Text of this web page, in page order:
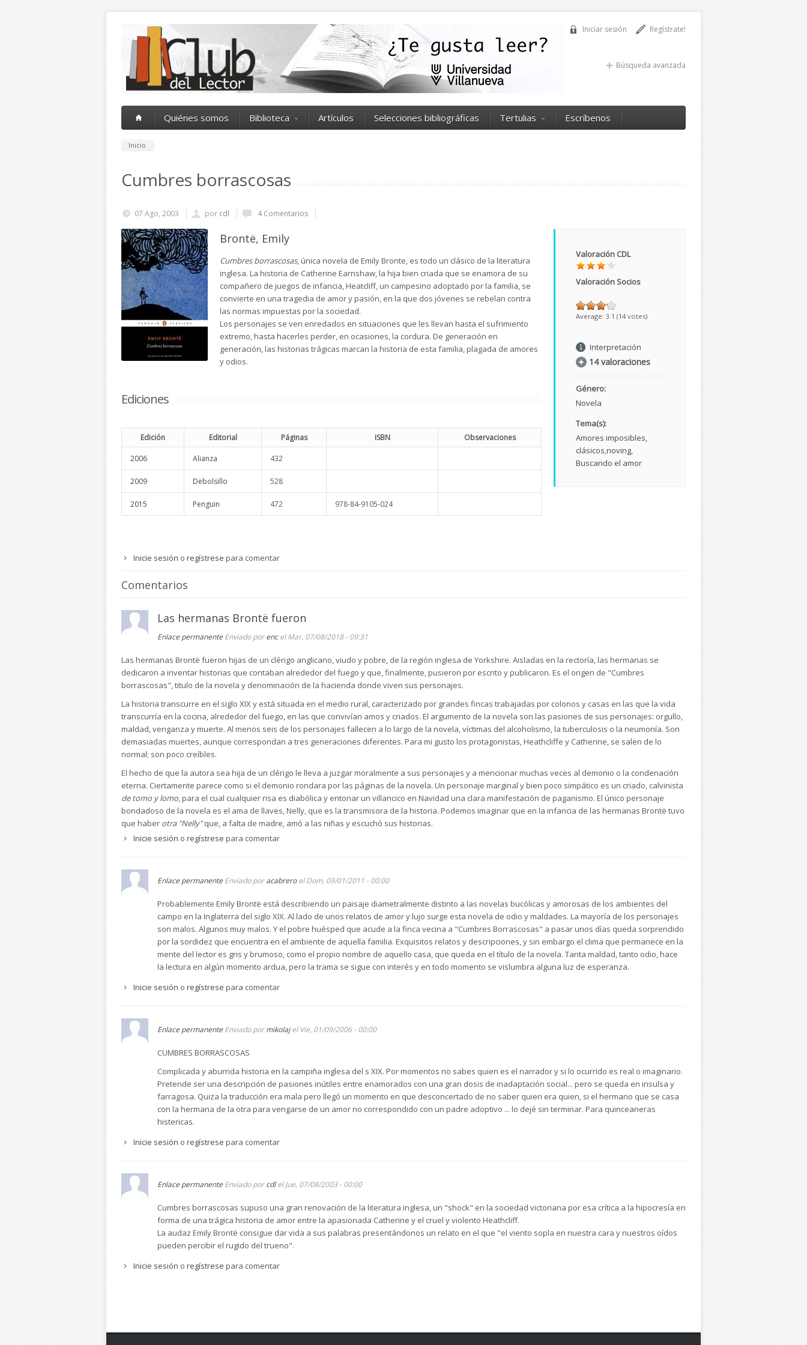
Regístrate!
Iniciar sesión
Búsqueda avanzada
Quiénes somos Biblioteca Artículos Selecciones bibliográficas Tertulias Escríbenos
Inicio
Cumbres borrascosas
07 Ago, 2003 por cdl 4 Comentarios
Brontë, Emily
Cumbres borrascosas, única novela de Emily Bronte, es todo un clásico de la literatura
inglesa. La historia de Catherine Earnshaw, la hija bien criada que se enamora de su
compañero de juegos de infancia, Heatcliff, un campesino adoptado por la familia, se
convierte en una tragedia de amor y pasión, en la que dos jóvenes se rebelan contra
las normas impuestas por la sociedad.
Los personajes se ven enredados en situaciones que les llevan hasta el sufrimiento
extremo, hasta hacerles perder, en ocasiones, la cordura. De generación en
generación, las historias trágicas marcan la historia de esta familia, plagada de amores
y odios.
Ediciones
Edición Editorial Páginas ISBN Observaciones
2006 Alianza 432
2009 Debolsillo 528
2015 Penguin 472 978-84-9105-024
Valoración CDL
Valoración Socios
Average: 3.1 (14 votes)
Interpretación
14 valoraciones
Género:
Novela
Tema(s):
Amores imposibles
clásicos noving
Buscando el amor
Inicie sesión o regístrese para comentar
Comentarios
Las hermanas Brontë fueron
Enlace permanente Enviado porencel Mar, 07/08/2018 - 09:31
Las hermanas Brontë fueron hijas de un clérigo anglicano, viudo y pobre, de la región inglesa de Yorkshire. Aisladas en la rectoría, las hermanas se
dedicaron a inventar historias que contaban alrededor del fuego y que, finalmente, pusieron por escrito y publicaron. Es el origen de "Cumbres
borrascosas", titulo de la novela y denominación de la hacienda donde viven sus personajes.
La historia transcurre en el siglo XIX y está situada en el medio rural, caracterizado por grandes fincas trabajadas por colonos y casas en las que la vida
transcurría en la cocina, alrededor del fuego, en las que convivían amos y criados. El argumento de la novela son las pasiones de sus personajes: orgullo,
maldad, venganza y muerte. Al menos seis de los personajes fallecen a lo largo de la novela, víctimas del alcoholismo, la tuberculosis o la neumonía. Son
demasiadas muertes, aunque correspondan a tres generaciones diferentes. Para mi gusto los protagonistas, Heathcliffe y Catherine, se salen de lo
normal; son poco creíbles.
El hecho de que la autora sea hija de un clérigo le lleva a juzgar moralmente a sus personajes y a mencionar muchas veces al demonio o la condenación
eterna. Ciertamente parece como si el demonio rondara por las páginas de la novela. Un personaje marginal y bien poco simpático es un criado, calvinista
de tomo y lomo , para el cual cualquier risa es diabólica y entonar un villancico en Navidad una clara manifestación de paganismo. El único personaje
bondadoso de la novela es el ama de llaves, Nelly, que es la transmisora de la historia. Podemos imaginar que en la infancia de las hermanas Brontë tuvo
que haber otra "Nelly"que, a falta de madre, amó a las niñas y escuchó sus historias.
Finalmente, cuando imaginamos que la novela ya no tiene remedio y que va a terminar mal, la autora hace un quiebro para inventarle un final feliz.
Inicie sesión o regístrese para comentar
Enlace permanente Enviado poracabreroel Dom, 09/01/2011 - 00:00
Probablemente Emily Brontë está describiendo un paisaje diametralmente distinto a las novelas bucólicas y amorosas de los ambientes del
campo en la Inglaterra del siglo XIX. Al lado de unos relatos de amor y lujo surge esta novela de odio y maldades. La mayoría de los personajes
son malos. Algunos muy malos. Y el pobre huésped que acude a la finca vecina a "Cumbres Borrascosas" a pasar unos días queda sorprendido
por la sordidez que encuentra en el ambiente de aquella familia. Exquisitos relatos y descripciones, y sin embargo el clima que permanece en la
mente del lector es gris y brumoso, como el propio nombre de aquello casa, que queda en el título de la novela. Tanta maldad, tanto odio, hace
la lectura en algún momento ardua, pero la trama se sigue con interés y en todo momento se vislumbra alguna luz de esperanza.
Inicie sesión o regístrese para comentar
Enlace permanente Enviado pormikolajel Vie, 01/09/2006 - 00:00
CUMBRES BORRASCOSAS
Complicada y aburrida historia en la campiña inglesa del s XIX. Por momentos no sabes quien es el narrador y si lo ocurrido es real o imaginario.
Pretende ser una descripción de pasiones inútiles entre enamorados con una gran dosis de inadaptación social... pero se queda en insulsa y
farragosa. Quiza la traducción era mala pero llegó un momento en que desconcertado de no saber quien era quien, si el hermano que se casa
con la hermana de la otra para vengarse de un amor no correspondido con un padre adoptivo ... lo dejé sin terminar. Para quinceaneras
histericas.
Inicie sesión o regístrese para comentar
Enlace permanente Enviado porcdlel Jue, 07/08/2003 - 00:00
Cumbres borrascosas supuso una gran renovación de la literatura inglesa, un "shock" en la sociedad victoriana por esa crítica a la hipocresía en
forma de una trágica historia de amor entre la apasionada Catherine y el cruel y violento Heathcliff.
La audaz Emily Brontë consigue dar vida a sus palabras presentándonos un relato en el que "el viento sopla en nuestra cara y nuestros oídos
pueden percibir el rugido del trueno".
Inicie sesión o regístrese para comentar